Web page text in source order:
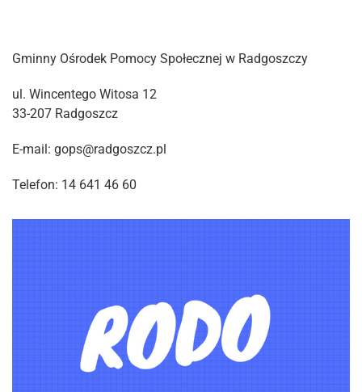
Gminny Ośrodek Pomocy Społecznej w Radgoszczy
ul. Wincentego Witosa 12
33-207 Radgoszcz
E-mail: gops@radgoszcz.pl
Telefon: 14 641 46 60